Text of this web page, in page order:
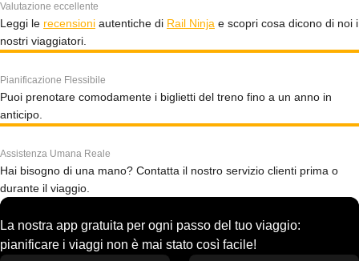
Valutazione eccellente
Leggi le recensioni autentiche di Rail Ninja e scopri cosa dicono di noi i
nostri viaggiatori.
Pianificazione Flessibile
Puoi prenotare comodamente i biglietti del treno fino a un anno in
anticipo.
Assistenza Umana Reale
Hai bisogno di una mano? Contatta il nostro servizio clienti prima o
durante il viaggio.
La nostra app gratuita per ogni passo del tuo viaggio:
pianificare i viaggi non è mai stato così facile!